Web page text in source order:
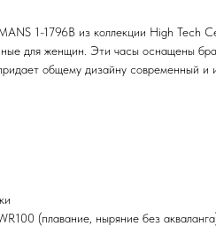
1-1796B из коллекции High Tech
для женщин. Эти часы оснащены
общему дизайну современный и
(плавание, ныряние без